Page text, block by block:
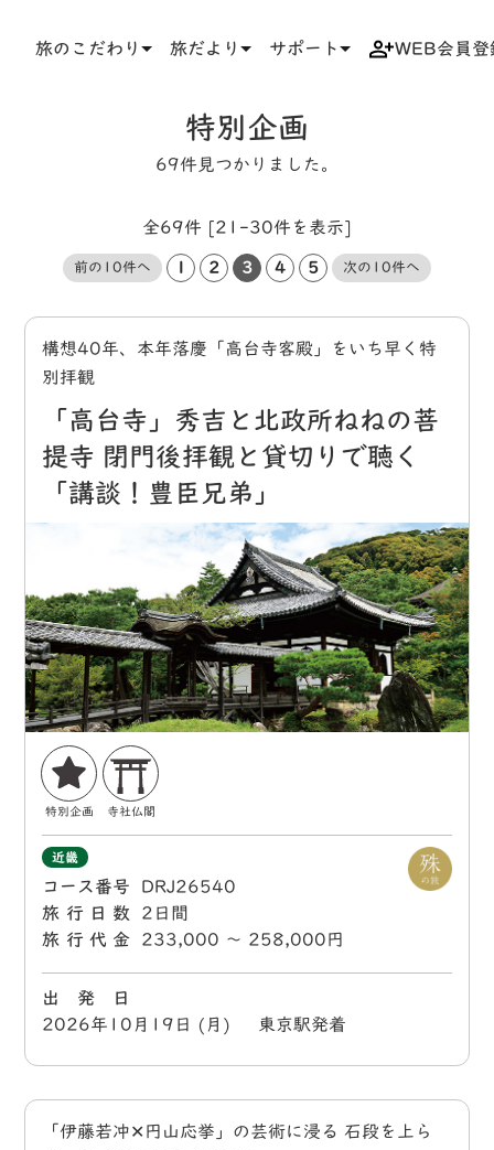
旅のこだわり 旅だより サポート WEB会員登
特別企画
69件見つかりました。
全69件 [21-30件を表示]
前の10件へ 2 3 4 5 次の10件へ
構想40年、本年落慶「高台寺客殿」をいち早く特
別拝観
「高台寺」秀吉と北政所ねねの菩
提寺 閉門後拝観と貸切りで聴く
「講談！豊臣兄弟」
特別企画 寺社仏閣
近畿
コース番号
DRJ26540
旅行日数
2日間
旅行代金
233,000 〜 258,000円
出 発 日
2026年10月19日 (月) 東京駅発着
「伊藤若冲✕円山応挙」の芸術に浸る 石段を上ら